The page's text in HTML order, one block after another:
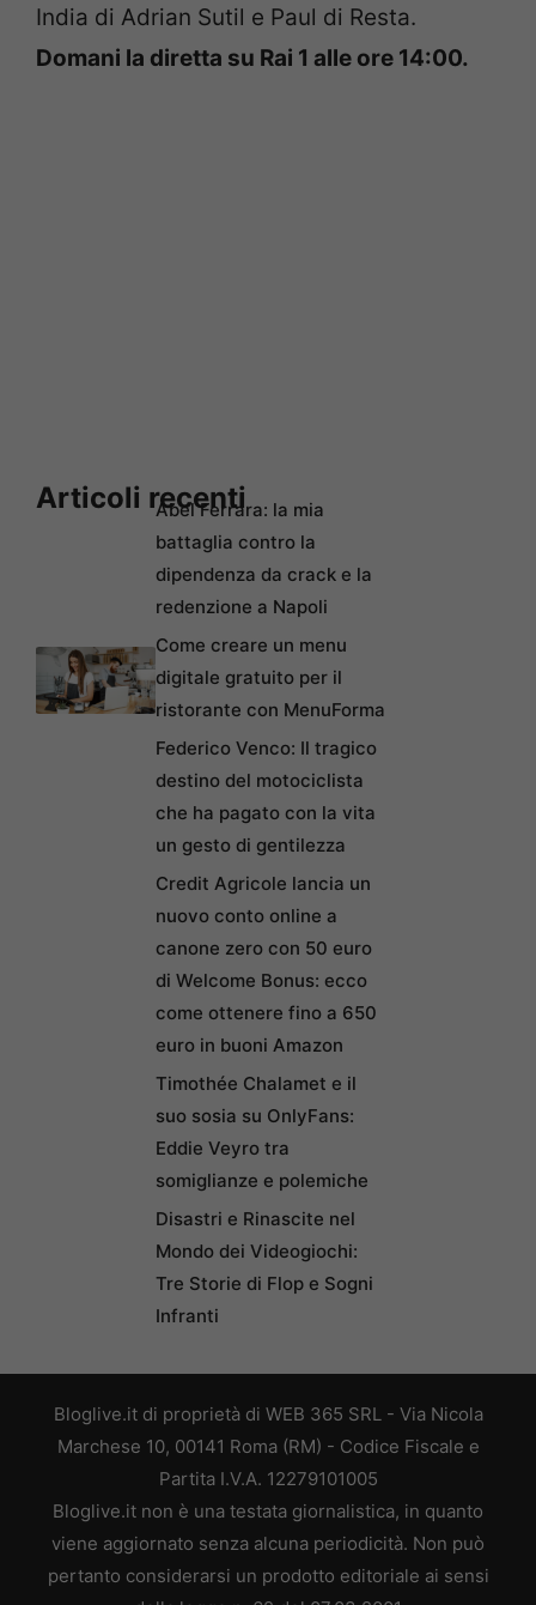
India di Adrian Sutil e Paul di Resta.
Domani la diretta su Rai 1 alle ore 14:00.
Articoli recenti
Abel Ferrara: la mia
battaglia contro la
dipendenza da crack e la
redenzione a Napoli
Come creare un menu
digitale gratuito per il
ristorante con MenuForma
Federico Venco: Il tragico
destino del motociclista
che ha pagato con la vita
un gesto di gentilezza
Credit Agricole lancia un
nuovo conto online a
canone zero con 50 euro
di Welcome Bonus: ecco
come ottenere fino a 650
euro in buoni Amazon
Timothée Chalamet e il
suo sosia su OnlyFans:
Eddie Veyro tra
somiglianze e polemiche
Disastri e Rinascite nel
Mondo dei Videogiochi:
Tre Storie di Flop e Sogni
Infranti
Bloglive.it di proprietà di WEB 365 SRL - Via Nicola
Marchese 10, 00141 Roma (RM) - Codice Fiscale e
Partita I.V.A. 12279101005
Bloglive.it non è una testata giornalistica, in quanto
viene aggiornato senza alcuna periodicità. Non può
pertanto considerarsi un prodotto editoriale ai sensi